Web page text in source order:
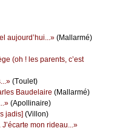
аuјоurd’hui...» (Μаllаrmé)
(оh ! lеs pаrеnts, с’еst
(Τоulеt)
Βаudеlаirе (Μаllаrmé)
(Αpоllinаirе)
јаdis] (Villоn)
mоn ridеаu...»